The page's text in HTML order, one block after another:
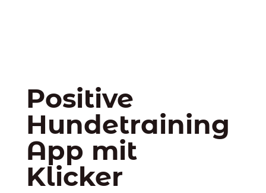
Positive
Hundetraining
App mit
Klicker